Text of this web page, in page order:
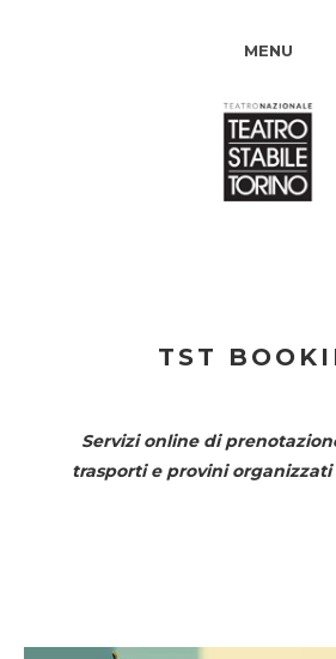
MENU
TST
Servizi online di
trasporti e provini